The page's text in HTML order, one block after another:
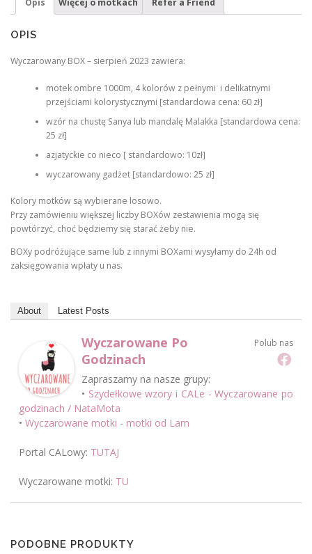
n
e
n
a
w
y
n
o
i
ł
a
:
0
0
z
ł
.
a
n
a
w
y
o
s
:
6
0
z
ł
Opis Więcej o motkach Refer a Friend
OPIS
Wyczarowany BOX – sierpień 2023 zawiera:
motek ombre 1000m, 4 kolorów z pełnymi i delikatnymi
przejściami kolorystycznymi [standardowa cena: 60 zł]
wzór na chustę Sanya lub mandalę Malakka [standardowa cena:
25 zł]
azjatyckie co nieco [ standardowo: 10zł]
wyczarowany gadżet [standardowo: 25 zł]
Kolory motków są wybierane losowo.
Przy zamówieniu większej liczby BOXów zestawienia mogą się
powtórzyć, choć będziemy się starać żeby nie.
BOXy podróżujące same lub z innymi BOXami wysyłamy do 24h od
zaksięgowania wpłaty u nas.
About Latest Posts
Polub nas
Wyczarowane Po
Godzinach
Zapraszamy na nasze grupy:
• Szydełkowe wzory i CALe - Wyczarowane po
godzinach / NataMota
• Wyczarowane motki - motki od Lam
Portal CALowy: TUTAJ
Wyczarowane motki: TU
PODOBNE PRODUKTY